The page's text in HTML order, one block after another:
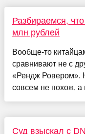
Разбираемся,
млн рублей
Вообще-то
сравнивают не с
«Рендж Ровером».
совсем не похож, а
Суд взыскал с